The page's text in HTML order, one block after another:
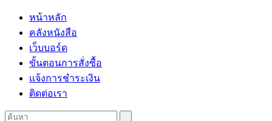
หน้าหลัก
คลังหนังสือ
เว็บบอร์ด
ขั้นตอนการสั่งซื้อ
แจ้งการชำระเงิน
ติดต่อเรา